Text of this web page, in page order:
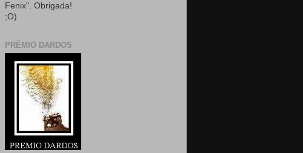
Fenix". Obrigada!
;O)
PRÉMIO DARDOS